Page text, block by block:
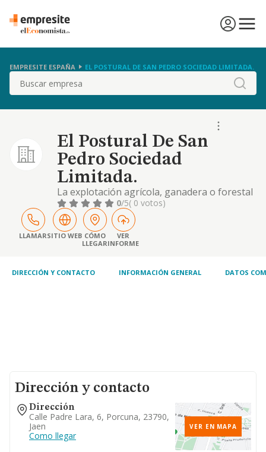
EMPRESITE ESPAÑA EL POSTURAL DE SAN PEDRO SOCIEDAD LIMITADA.
Buscar
El Postural De San
Pedro Sociedad
Limitada.
La explotación agrícola, ganadera o forestal
de las fincas rústicas propias o arrendadas,
en régimen de aparcería o mediante
cualquier otro que sea costumbre del lugar,
incluyendo la comercialización de sus
productos, incluso los de carácter ecológico
0/5( 0 votos)
LLAMARSITIO WEB CÓMO
LLEGAR
VER
INFORME
DIRECCIÓN Y CONTACTO INFORMACIÓN GENERAL DATOS
Dirección y contacto
Dirección
Calle Padre Lara, 6, Porcuna, 23790,
Jaen
Como llegar
VER EN MAPA